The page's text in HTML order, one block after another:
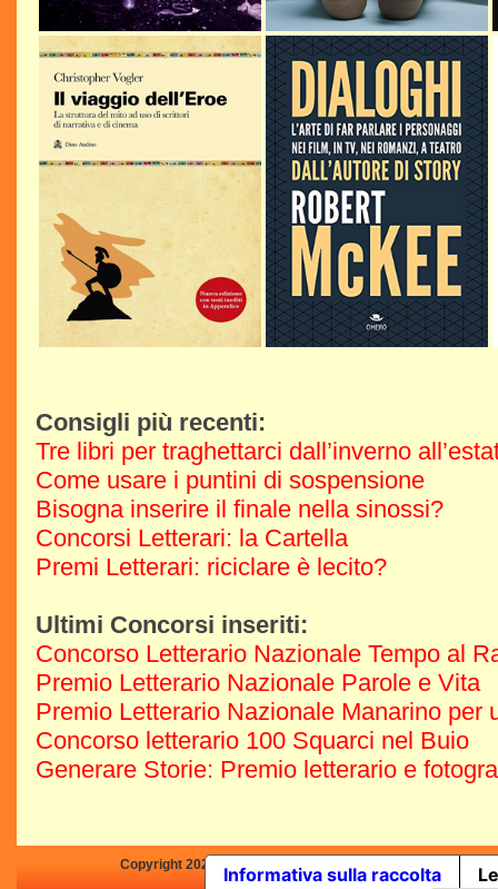
Consigli più recenti:
Tre libri per traghettarci dall’inverno
Come usare i puntini di sospensione
Bisogna inserire il finale nella sinossi?
Concorsi Letterari: la Cartella
Premi Letterari: riciclare è lecito?
Ultimi Concorsi inseriti:
Concorso Letterario Nazionale Tempo al
Premio Letterario Nazionale Parole e Vita
Premio Letterario Nazionale Manarino per
Concorso letterario 100 Squarci nel Buio
Generare Storie: Premio letterario e
Copyright 2025 by Concorsi-Letterari.it - P.IVA
In qualità di Affiliato
Informativa sulla raccolta